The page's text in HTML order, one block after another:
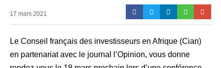
17 mars 2021
Le Conseil français des investisseurs en Afrique (Cian)
en partenariat avec le journal l’Opinion, vous donne